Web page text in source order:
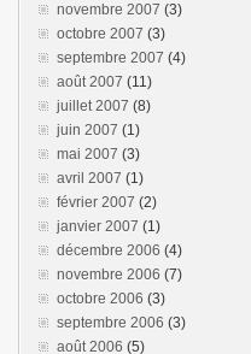
novembre 2007 (3)
octobre 2007 (3)
septembre 2007 (4)
août 2007 (11)
juillet 2007 (8)
juin 2007 (1)
mai 2007 (3)
avril 2007 (1)
février 2007 (2)
janvier 2007 (1)
décembre 2006 (4)
novembre 2006 (7)
octobre 2006 (3)
septembre 2006 (3)
août 2006 (5)